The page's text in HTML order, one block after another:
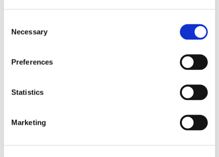
Selection
Necessary
Preferences
Statistics
Marketing
Rekordowe fale upałów uderzyły w uprawy w całej
podnosząc ceny żywności. Sprzedawcy detaliczni
ostrzegają, że presja na łańcuch dostaw może trwać
produktów, nabiału i podstawowych składników